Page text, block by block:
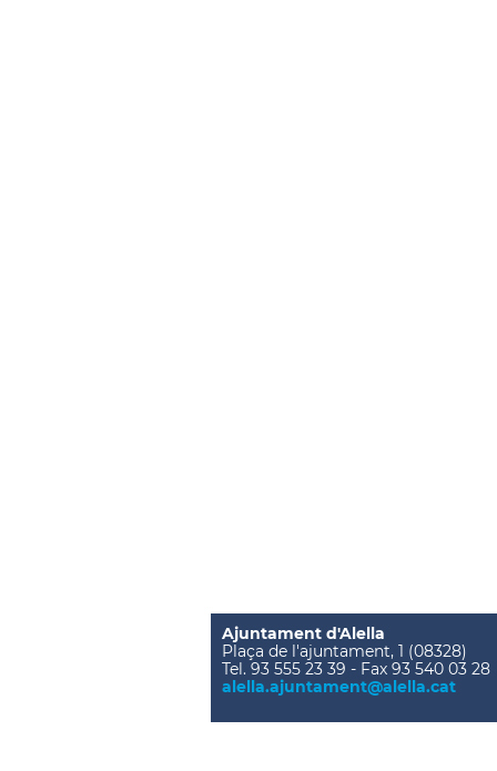
Ajuntament d'Alella
Plaça de l'ajuntament, 1 (08328)
Tel. 93 555 23 39 - Fax 93 540 03 28
alella.ajuntament@alella.cat